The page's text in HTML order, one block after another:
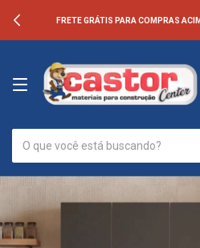
FRETE GRÁTIS PARA COMPRAS